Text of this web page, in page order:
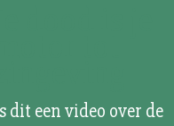
dit een video over de